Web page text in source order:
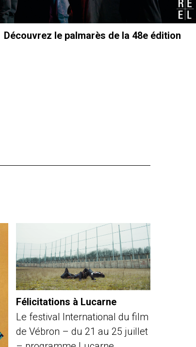
Découvrez le palmarès de la 48e édition
Félicitations à Lucarne
Le festival International du film
de Vébron – du 21 au 25 juillet